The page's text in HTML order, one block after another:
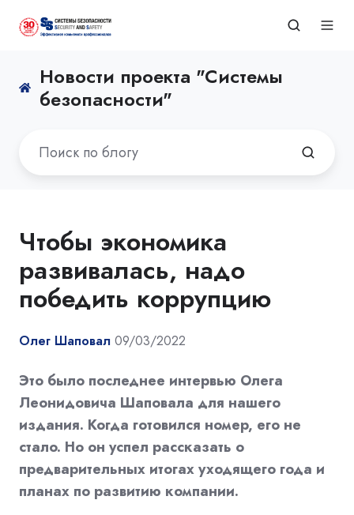
Новости проекта "Системы
безопасности"
Чтобы экономика
развивалась, надо
победить коррупцию
Олег Шаповал 09/03/2022
Это было последнее интервью Олега
Леонидовича Шаповала для нашего
издания. Когда готовился номер, его не
стало. Но он успел рассказать о
предварительных итогах уходящего года и
планах по развитию компании.